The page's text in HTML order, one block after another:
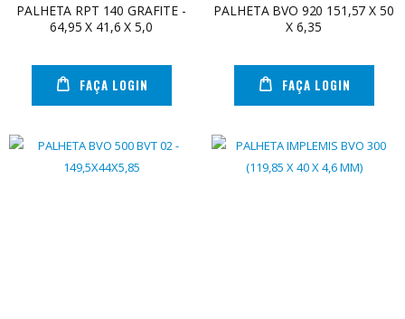
PALHETA RPT 140 GRAFITE -
64,95 X 41,6 X 5,0
FAÇA LOGIN
PALHETA BVO 920 151,57 X 50
X 6,35
FAÇA LOGIN